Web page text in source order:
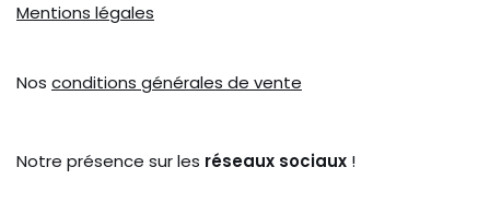
Mentions légales
Nos conditions générales de vente
Notre présence sur les réseaux sociaux !